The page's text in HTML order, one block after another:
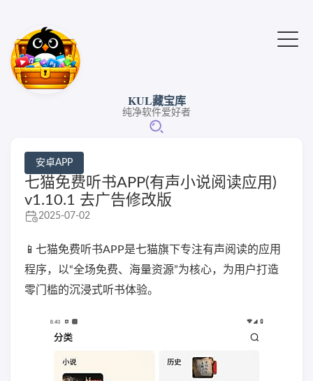
KUL藏宝库
纯净软件爱好者
安卓APP
七猫免费听书APP(有声小说阅读应用)
v1.10.1 去广告修改版
2025-07-02
📱七猫免费听书APP是七猫旗下专注有声阅读的应用
程序，以“全场免费、海量资源”为核心，为用户打造
零门槛的沉浸式听书体验。